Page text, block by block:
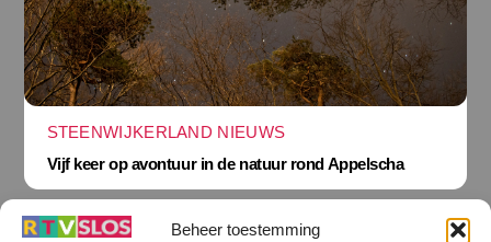
Beheer toestemming
STEENWIJKERLAND NIEUWS
Vijf keer op avontuur in de natuur rond Appelscha